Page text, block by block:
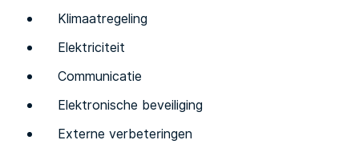
Klimaatregeling
Elektriciteit
Communicatie
Elektronische beveiliging
Externe verbeteringen